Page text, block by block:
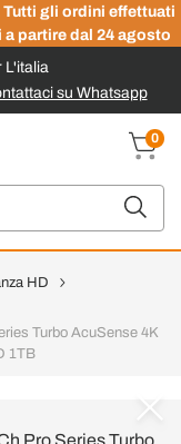
Tutti gli ordini effettuati
partire dal 24 agosto
L'italia
su Whatsapp
0
HD
Turbo AcuSense 4K
1TB
Pro Series Turbo